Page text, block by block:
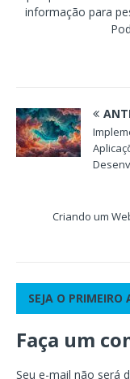
informação para
Criando um
SEJA O
Faça um
Seu e-mail não será